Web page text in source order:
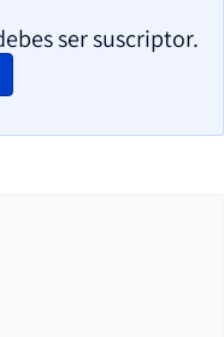
ser suscriptor.
WINDOW